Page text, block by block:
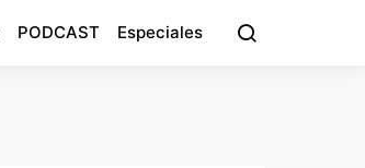
PODCAST Especiales